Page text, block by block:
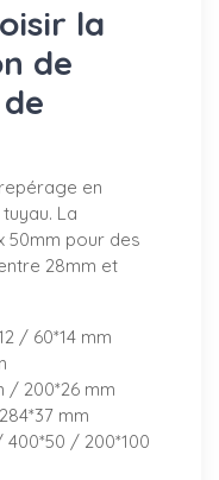
la
de
en
La
50mm pour des
28mm et
/ 60*14 mm
/ 200*26 mm
mm
400*50 / 200*100